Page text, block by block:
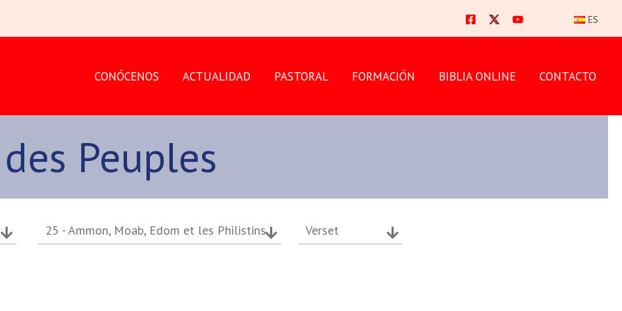
ES
CONÓCENOS ACTUALIDAD PASTORAL FORMACIÓN BIBLIA ONLINE CONTACTO
Peuples
25 - Ammon, Moab, Edom et les Philistins Verset